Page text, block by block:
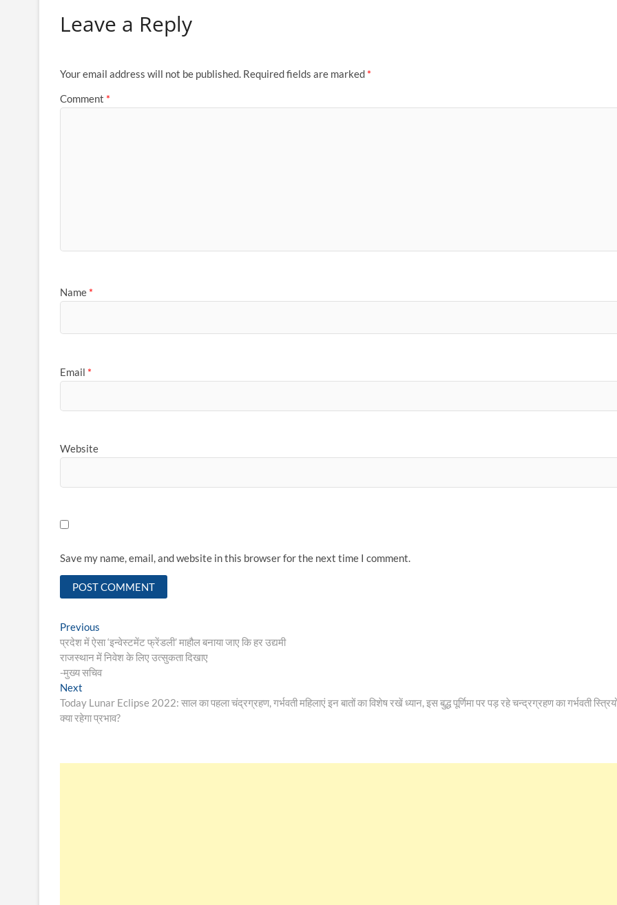
Leave a Reply
Your email address will not be published. Required fields are marked *
Comment *
Name *
Email *
Website
Save my name, email, and website in this browser for the next time I comment.
Post
navigation
Previous
post:
प्रदेश में ऐसा ‘इन्वेस्टमेंट फ्रेंडली’ माहौल बनाया जाए कि हर उद्यमी
राजस्थान में निवेश के लिए उत्सुकता दिखाए
-मुख्य सचिव
Next
post:
Today Lunar Eclipse 2022: साल का पहला चंद्रग्रहण, गर्भवती महिलाएं इन बातों का विशेष रखें ध्यान, इस बुद्ध पूर्णिमा पर पड़ रहे चन्द्रग्रहण का गर्भवती
क्या रहेगा प्रभाव?